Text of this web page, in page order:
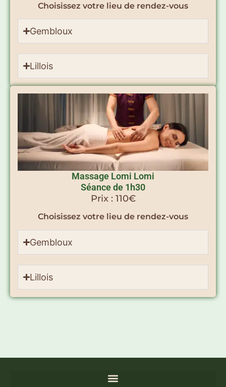
Choisissez votre lieu de rendez-vous
Gembloux
Lillois
Massage Lomi Lomi
Séance de 1h30
Prix : 110€
Choisissez votre lieu de rendez-vous
Gembloux
Lillois